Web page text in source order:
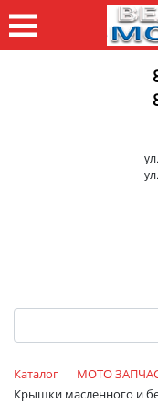
Каталог МОТО
Крышки масленного и